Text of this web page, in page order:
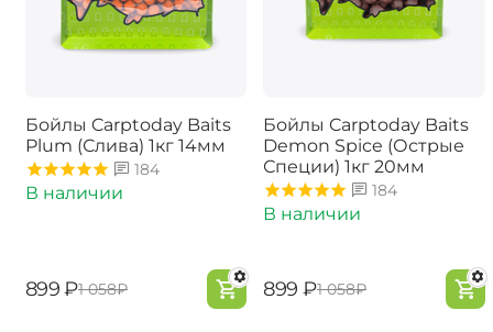
Бойлы Carptoday Baits
Plum (Слива) 1кг 14мм
184
В наличии
‍899‍ ₽‍1 058‍₽
Бойлы Carptoday Baits
Demon Spice (Острые
Специи) 1кг 20мм
184
В наличии
‍899‍ ₽‍1 058‍₽